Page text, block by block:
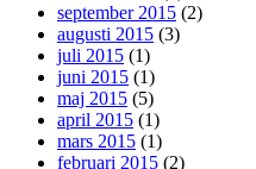
september 2015 (2)
augusti 2015 (3)
juli 2015 (1)
juni 2015 (1)
maj 2015 (5)
april 2015 (1)
mars 2015 (1)
februari 2015 (2)